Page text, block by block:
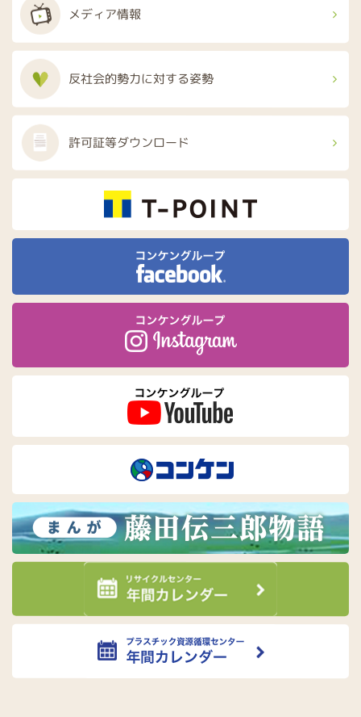
メディア情報
反社会的勢力に対する姿勢
許可証等ダウンロード